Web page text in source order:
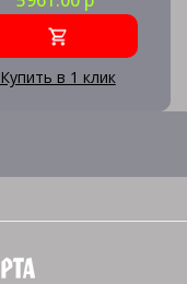
Купить в 1 клик